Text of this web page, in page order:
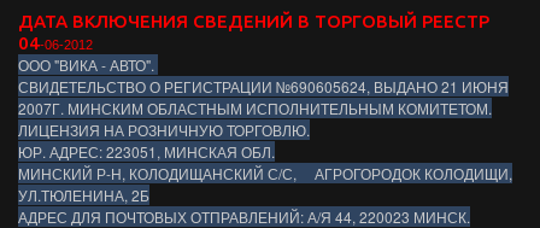
ДАТА ВКЛЮЧЕНИЯ СВЕДЕНИЙ В ТОРГОВЫЙ РЕЕСТР
04-06-2012
ООО "ВИКА - АВТО".
СВИДЕТЕЛЬСТВО О РЕГИСТРАЦИИ №690605624, ВЫДАНО 21 ИЮНЯ
2007Г. МИНСКИМ ОБЛАСТНЫМ ИСПОЛНИТЕЛЬНЫМ КОМИТЕТОМ.
ЛИЦЕНЗИЯ НА РОЗНИЧНУЮ ТОРГОВЛЮ.
ЮР. АДРЕС: 223051, МИНСКАЯ ОБЛ.
МИНСКИЙ Р-Н, КОЛОДИЩАНСКИЙ С/С, АГРОГОРОДОК КОЛОДИЩИ,
УЛ.ТЮЛЕНИНА, 2Б
АДРЕС ДЛЯ ПОЧТОВЫХ ОТПРАВЛЕНИЙ: А/Я 44, 220023 МИНСК.